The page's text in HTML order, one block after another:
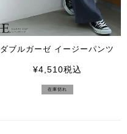
ダブルガーゼ イージーパンツ
¥4,510税込
在庫切れ